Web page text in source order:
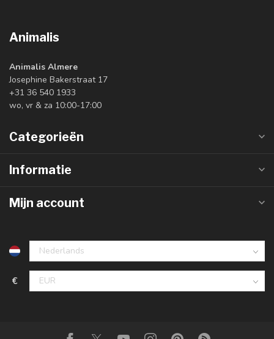
Animalis
Animalis Almere
Josephine Bakerstraat 17
+31 36 540 1933
wo, vr & za 10:00-17:00
Categorieën
Informatie
Mijn account
€